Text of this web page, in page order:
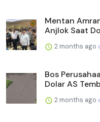
Mentan
Anjlok Saat
2 months ago
Bos
Dolar AS
2 months ago